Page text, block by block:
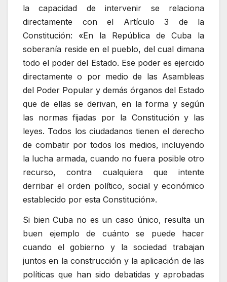
la capacidad de intervenir se relaciona
directamente con el Artículo 3 de la
Constitución: «En la República de Cuba la
soberanía reside en el pueblo, del cual dimana
todo el poder del Estado. Ese poder es ejercido
directamente o por medio de las Asambleas
del Poder Popular y demás órganos del Estado
que de ellas se derivan, en la forma y según
las normas fijadas por la Constitución y las
leyes. Todos los ciudadanos tienen el derecho
de combatir por todos los medios, incluyendo
la lucha armada, cuando no fuera posible otro
recurso, contra cualquiera que intente
derribar el orden político, social y económico
establecido por esta Constitución».
Si bien Cuba no es un caso único, resulta un
buen ejemplo de cuánto se puede hacer
cuando el gobierno y la sociedad trabajan
juntos en la construcción y la aplicación de las
políticas que han sido debatidas y aprobadas